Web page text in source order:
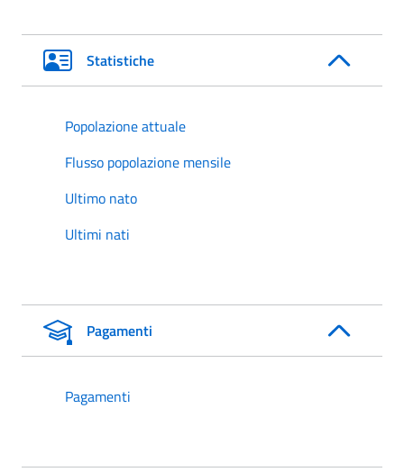
Statistiche
Popolazione attuale
Flusso popolazione mensile
Ultimo nato
Ultimi nati
Pagamenti
Pagamenti